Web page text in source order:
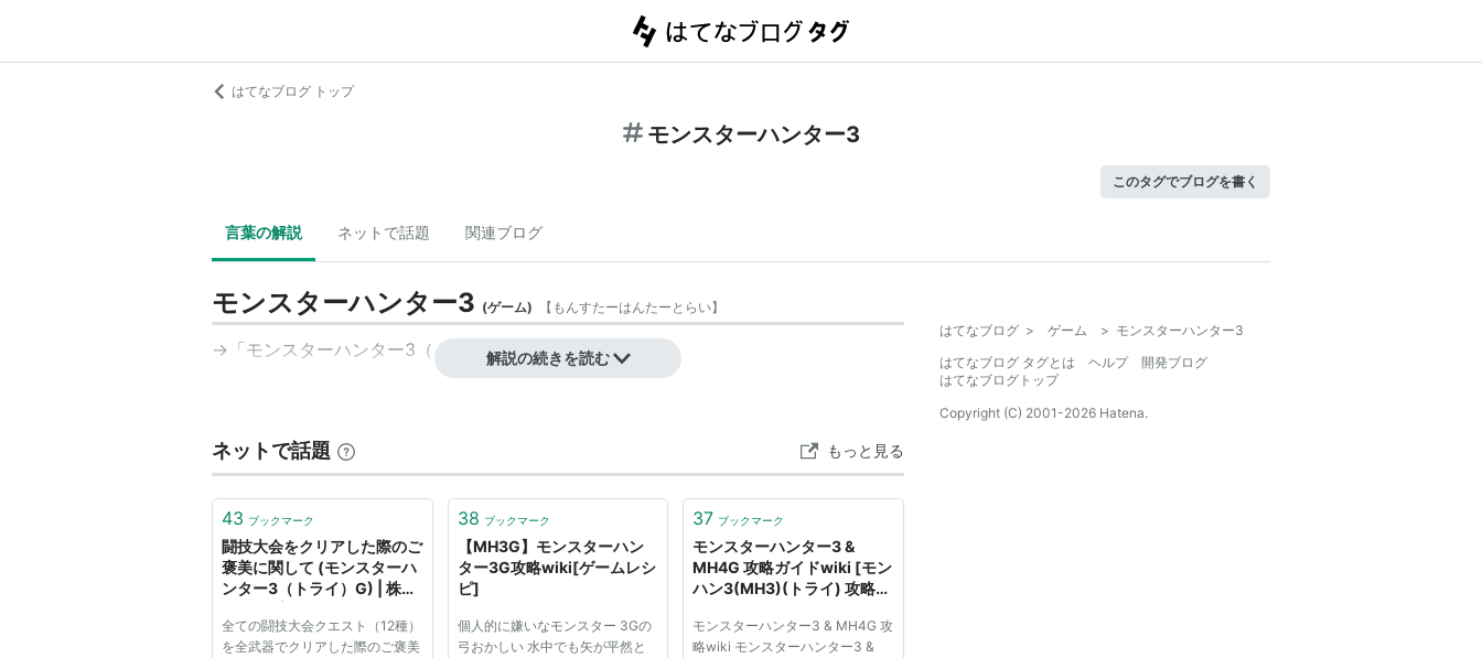
はてなブログ トップ
モンスターハンター3
このタグでブログを書く
言葉の解説 ネットで話題 関連ブログ
モンスターハンター3 (ゲーム) 【 もんすたーはんたーとらい】
→「モンスターハンター3（トライ）」参照
解説の続きを読む
ネットで話題 もっと見る
43 ブックマーク
闘技大会をクリアした際のご
褒美に関して (モンスターハ
ンター3（トライ）G) | 株式
全ての闘技大会クエスト（12種）
を全武器でクリアした際のご褒美
38 ブックマーク
【MH3G】モンスターハン
ター3G攻略wiki[ゲームレシ
ピ]
個人的に嫌いなモンスター 3Gの
弓おかしい 水中でも矢が平然と
37 ブックマーク
モンスターハンター3 &
MH4G 攻略ガイドwiki [モン
ハン3(MH3)(トライ) 攻略サ
モンスターハンター3 & MH4G 攻
略wiki モンスターハンター3 &
はてなブログ > ゲーム > モンスターハンター3
はてなブログ タグとは
ヘルプ
開発ブログ
はてなブログトップ
Copyright (C) 2001-2026 Hatena.